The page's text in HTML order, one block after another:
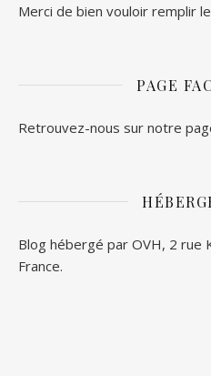
Merci de bien vouloir remplir
PAGE
Retrouvez-nous sur notre
Blog hébergé par OVH, 2 rue
France.